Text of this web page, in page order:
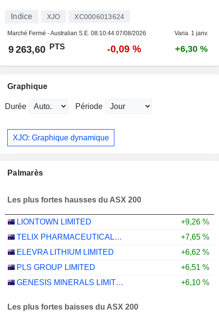
Indice XJO XC0006013624
Marché Fermé - Australian S.E. 08:10:44 07/08/2026 Varia. 1 janv.
9 263,60 PTS -0,09 % +6,30 %
Graphique
Durée Période
XJO: Graphique dynamique
Palmarès
Les plus fortes hausses du ASX 200
LIONTOWN LIMITED
+9,26 %
TELIX PHARMACEUTICALS LIMITED
+7,65 %
ELEVRA LITHIUM LIMITED
+6,62 %
PLS GROUP LIMITED
+6,51 %
GENESIS MINERALS LIMITED
+6,10 %
Les plus fortes baisses du ASX 200